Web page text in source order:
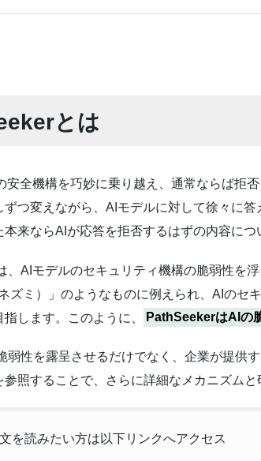
とは
安全機構を巧妙に乗り越え、通常ならば拒
ずつ変えながら、AIモデルに対して徐々に
本来ならAIが応答を拒否するはずの内容に
、AIモデルのセキュリティ機構の脆弱性を
ズミ）」のようなものに例えられ、AIのセ
します。このように、
PathSeekerはAIの
弱性を露呈させるだけでなく、企業が提供
照することで、さらに詳細なメカニズムと
を読みたい方は以下リンクへアクセス